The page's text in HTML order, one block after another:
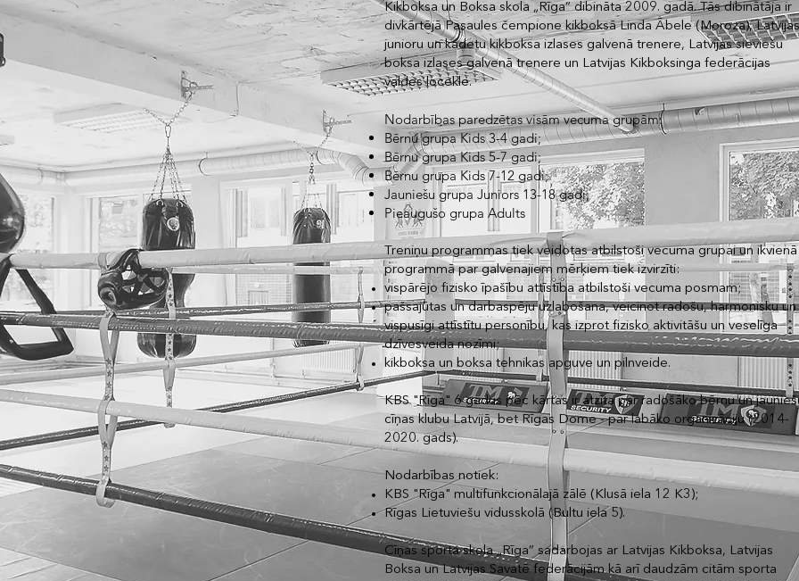
Kikboksa un Boksa skola „Rīga” dibināta 2009. gadā. Tās dibinātāja ir
divkārtējā Pasaules čempione kikboksā Linda Ābele (Moroza), Latvijas
junioru un kadetu kikboksa izlases galvenā trenere, Latvijas sieviešu
boksa izlases galvenā trenere un Latvijas Kikboksinga federācijas
valdes locekle.
Nodarbības paredzētas visām vecuma grupām:
Bērnu grupa Kids 3-4 gadi;
Bērnu grupa Kids 5-7 gadi;
Bērnu grupa Kids 7-12 gadi;
Jauniešu grupa Juniors 13-18 gadi;
Pieaugušo grupa Adults
Treniņu programmas tiek veidotas atbilstoši vecuma grupai un ikvienā
programmā par galvenajiem mērķiem tiek izvirzīti:
vispārējo fizisko īpašību attīstība atbilstoši vecuma posmam;
pašsajūtas un darbaspēju uzlabošana, veicinot radošu, harmonisku un
vispusīgi attīstītu personību, kas izprot fizisko aktivitāšu un veselīga
dzīvesveida nozīmi;
kikboksa un boksa tehnikas apguve un pilnveide.
KBS "Rīga" 6 gadus pēc kārtas ir atzīta par radošāko bērnu un
cīņas klubu Latvijā, bet Rīgas Dome - par labāko organizāciju (2014-
2020. gads).
Nodarbības notiek:
KBS "Rīga" multifunkcionālajā zālē (Klusā iela 12 K3);
Rīgas Lietuviešu vidusskolā (Bultu iela 5).
Cīņas sporta skola „Rīga” sadarbojas ar Latvijas Kikboksa, Latvijas
Boksa un Latvijas Savatē federācijām kā arī daudzām citām sporta